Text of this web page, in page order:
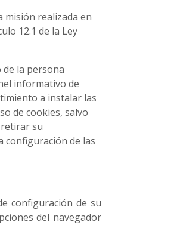
misión realizada en
12.1 de la Ley
la persona
informativo de
a instalar las
de cookies, salvo
su
configuración de las
configuración de su
del navegador